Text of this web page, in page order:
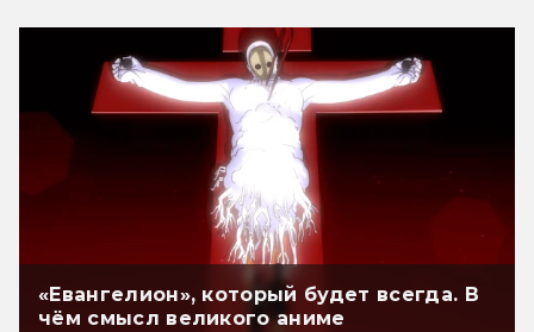
«Евангелион», который будет всегда. В
чём смысл великого аниме